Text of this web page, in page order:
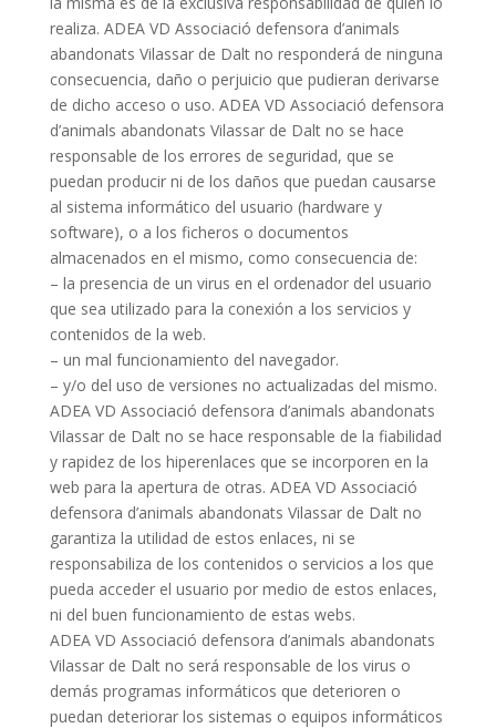
realiza. ADEA VD Associació defensora d’animals
abandonats Vilassar de Dalt no responderá de ninguna
consecuencia, daño o perjuicio que pudieran derivarse
de dicho acceso o uso. ADEA VD Associació defensora
d’animals abandonats Vilassar de Dalt no se hace
responsable de los errores de seguridad, que se
puedan producir ni de los daños que puedan causarse
al sistema informático del usuario (hardware y
software), o a los ficheros o documentos
almacenados en el mismo, como consecuencia de:
– la presencia de un virus en el ordenador del usuario
que sea utilizado para la conexión a los servicios y
contenidos de la web.
– un mal funcionamiento del navegador.
– y/o del uso de versiones no actualizadas del mismo.
ADEA VD Associació defensora d’animals abandonats
Vilassar de Dalt no se hace responsable de la fiabilidad
y rapidez de los hiperenlaces que se incorporen en la
web para la apertura de otras. ADEA VD Associació
defensora d’animals abandonats Vilassar de Dalt no
garantiza la utilidad de estos enlaces, ni se
responsabiliza de los contenidos o servicios a los que
pueda acceder el usuario por medio de estos enlaces,
ni del buen funcionamiento de estas webs.
ADEA VD Associació defensora d’animals abandonats
Vilassar de Dalt no será responsable de los virus o
demás programas informáticos que deterioren o
puedan deteriorar los sistemas o equipos informáticos